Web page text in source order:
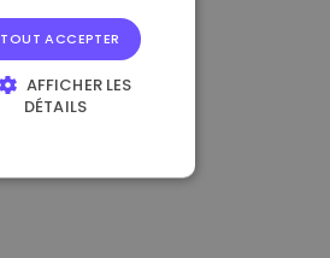
TOUT ACCEPTER
AFFICHER LES
DÉTAILS